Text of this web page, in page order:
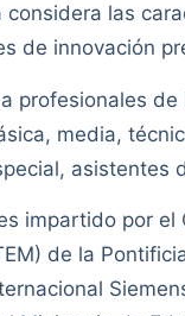
considera las
de innovación
profesionales
media,
asistentes
impartido por
de la